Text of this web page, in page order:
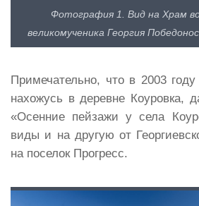
Фотография 1. Вид на Храм
великомученика Георгия
Примечательно, что в 2003
нахожусь в деревне Коуровка,
«Осенние пейзажи у села
виды и на другую от
на поселок Прогресс.